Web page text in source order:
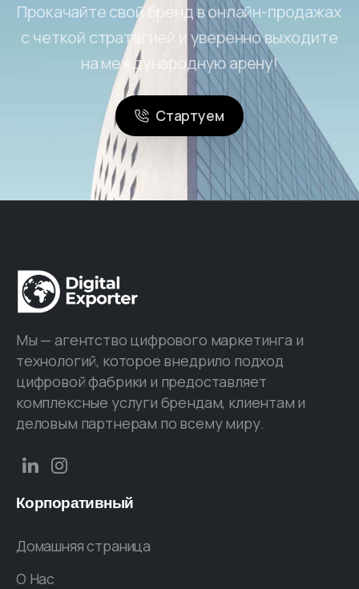
Прокачайте свой бренд в онлайн-продажах
с четкой стратегией и уверенно выходите
на международную арену!
Стартуем
Мы — агентство цифрового маркетинга и
технологий, которое внедрило подход
цифровой фабрики и предоставляет
комплексные услуги брендам, клиентам и
деловым партнерам по всему миру.
Корпоративный
Домашняя страница
O Hac